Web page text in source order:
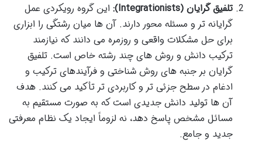
تلفیق گرایان (Integrationists):
این گروه رویکردی عمل
گرایانه تر و مسئله محور دارند. آن ها میان رشتگی را ابزاری
برای حل مشکلات واقعی و روزمره می دانند که نیازمند
ترکیب دانش و روش های چند رشته خاص است. تلفیق
گرایان بر جنبه های روش شناختی و فرآیندهای ترکیب و
ادغام در سطح جزئی تر و کاربردی تر تأکید می کنند. هدف
آن ها تولید دانش جدیدی است که به صورت مستقیم به
مسائل مشخص پاسخ دهد، نه لزوماً ایجاد یک نظام معرفتی
جدید و جامع.